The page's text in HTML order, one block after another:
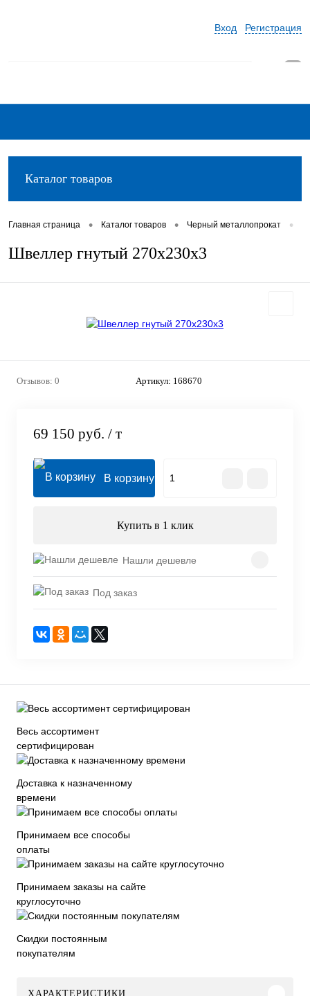
Вход Регистрация
Каталог товаров
Главная страница • Каталог товаров • Черный металлопрокат •
Швеллер гнутый 270х230х3
Отзывов: 0 Артикул: 168670
69 150 руб. / т
В корзину
Купить в 1 клик
Нашли дешевле
Под заказ
Весь ассортимент
сертифицирован
Доставка к назначенному
времени
Принимаем все способы
оплаты
Принимаем заказы на сайте
круглосуточно
Скидки постоянным
покупателям
ХАРАКТЕРИСТИКИ